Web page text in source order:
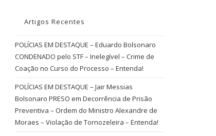
Artigos Recentes
POLÍCIAS EM DESTAQUE – Eduardo Bolsonaro
CONDENADO pelo STF – Inelegível – Crime de
Coação no Curso do Processo – Entenda!
POLÍCIAS EM DESTAQUE – Jair Messias
Bolsonaro PRESO em Decorrência de Prisão
Preventiva – Ordem do Ministro Alexandre de
Moraes – Violação de Tornozeleira – Entenda!